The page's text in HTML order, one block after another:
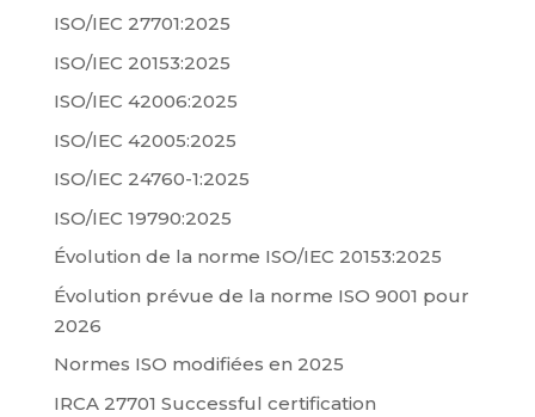
ISO/IEC 27701:2025
ISO/IEC 20153:2025
ISO/IEC 42006:2025
ISO/IEC 42005:2025
ISO/IEC 24760-1:2025
ISO/IEC 19790:2025
Évolution de la norme ISO/IEC 20153:2025
Évolution prévue de la norme ISO 9001 pour
2026
Normes ISO modifiées en 2025
IRCA 27701 Successful certification